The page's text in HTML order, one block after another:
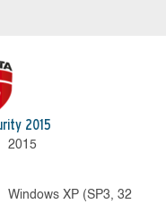
2015
2015
Windows XP (SP3, 32